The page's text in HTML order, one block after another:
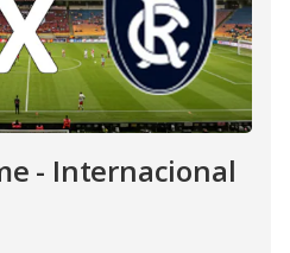
- Internacional